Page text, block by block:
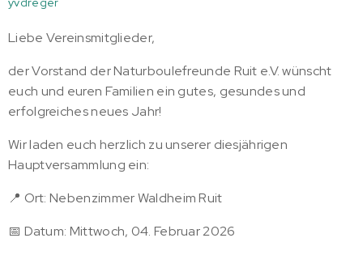
Liebe Vereinsmitglieder,
der Vorstand der Naturboulefreunde Ruit e.V. wünscht
euch und euren Familien ein gutes, gesundes und
erfolgreiches neues Jahr!
Wir laden euch herzlich zu unserer diesjährigen
Hauptversammlung ein:
📍 Ort: Nebenzimmer Waldheim Ruit
📅 Datum: Mittwoch, 04. Februar 2026